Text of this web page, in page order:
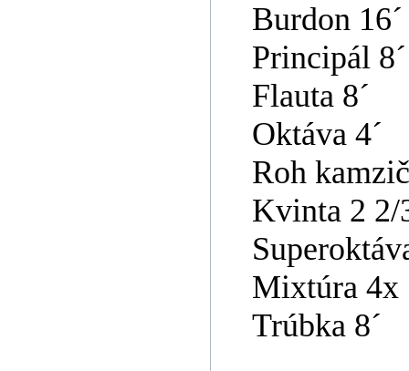
Burdon 16´
Principál 8´
Flauta 8´
Oktáva 4´
Roh
Kvinta 2 2/
Mixtúra 4x
Trúbka 8´